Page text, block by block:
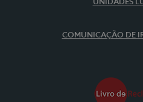
UNIDADES
COMUNICAÇÃO DE